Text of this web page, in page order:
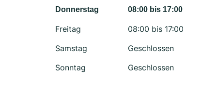
Donnerstag 08:00 bis 17:00
Freitag
08:00 bis 17:00
Samstag
Geschlossen
Sonntag
Geschlossen